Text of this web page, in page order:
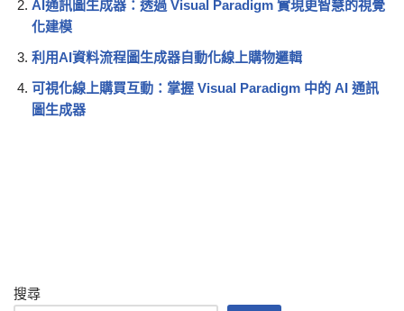
AI通訊圖生成器：透過 Visual Paradigm 實現更智慧的視覺
化建模
利用AI資料流程圖生成器自動化線上購物邏輯
可視化線上購買互動：掌握 Visual Paradigm 中的 AI 通訊
圖生成器
搜尋